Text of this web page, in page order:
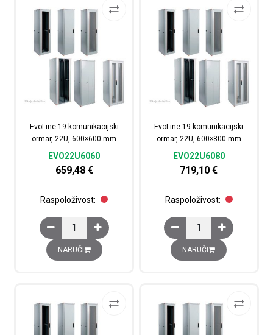
EvoLine 19 komunikacijski
ormar, 22U, 600×600 mm
EVO22U6060
659,48 €
Raspoloživost:
EvoLine 19 komunikacijski ormar, 22U, 600x600 mm
NARUČI
EvoLine 19 komunikacijski
ormar, 22U, 600×800 mm
EVO22U6080
719,10€
Raspoloživost:
EvoLine 19
NARUČI